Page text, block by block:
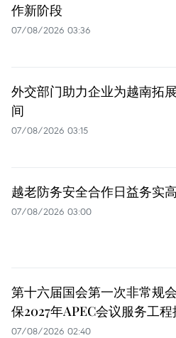
作新阶段
07/08/2026 03:36
外交部门助力企业为越南拓
间
07/08/2026 03:15
越老防务安全合作日益务实
07/08/2026 03:00
第十六届国会第一次非常规
保2027年APEC会议服务工
07/08/2026 02:40